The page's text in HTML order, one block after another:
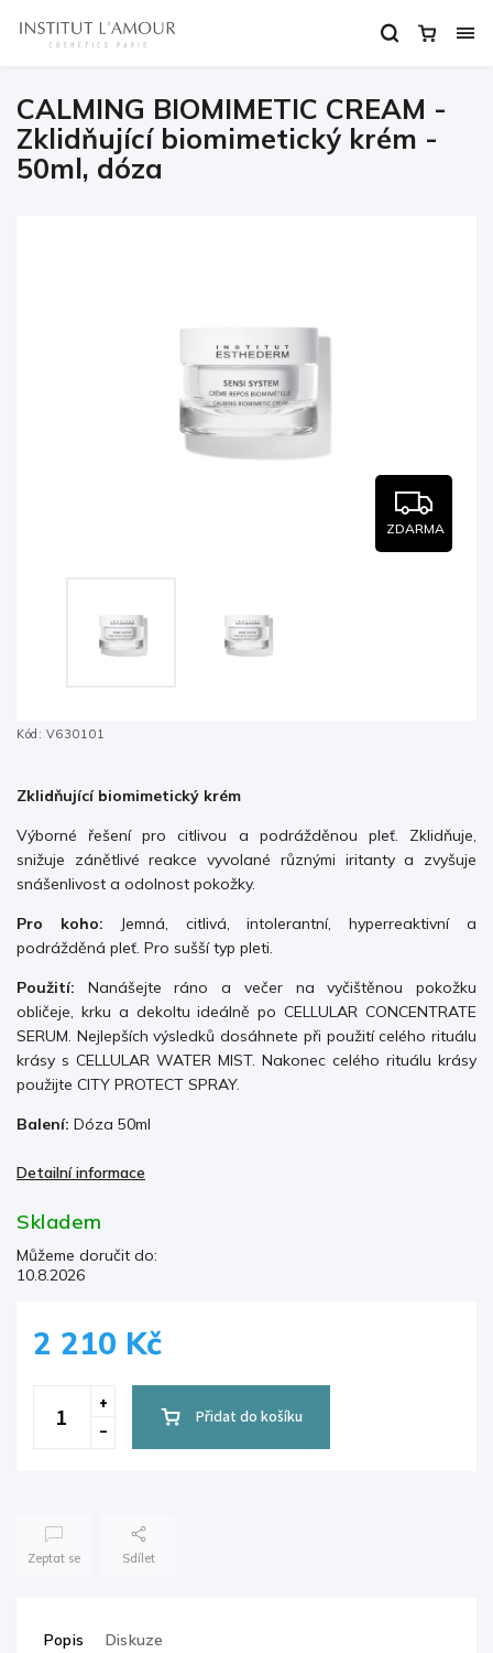
CALMING BIOMIMETIC CREAM -
Zklidňující biomimetický krém -
50ml, dóza
ZDARMA
Kód: V630101
Zklidňující biomimetický krém
Výborné řešení pro citlivou a podrážděnou pleť. Zklidňuje,
snižuje zánětlivé reakce vyvolané různými iritanty a zvyšuje
snášenlivost a odolnost pokožky.
Pro koho: Jemná, citlivá, intolerantní, hyperreaktivní a
podrážděná pleť. Pro sušší typ pleti.
Použití: Nanášejte ráno a večer na vyčištěnou pokožku
obličeje, krku a dekoltu ideálně po CELLULAR CONCENTRATE
SERUM. Nejlepších výsledků dosáhnete při použití celého rituálu
krásy s CELLULAR WATER MIST. Nakonec celého rituálu krásy
použijte CITY PROTECT SPRAY.
Balení: Dóza 50ml
Detailní informace
Skladem
Můžeme doručit do:
10.8.2026
2 210 Kč
Přidat do košíku
Zeptat se Sdílet
Popis Diskuze